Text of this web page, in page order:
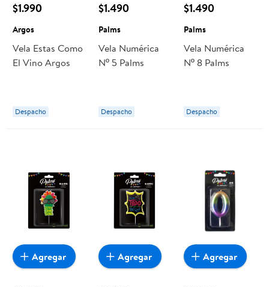
$1.990
Argos
Vela Estas Como
El Vino Argos
Despacho
$1.490
Palms
Vela Numérica
Nº 5 Palms
Despacho
$1.490
Palms
Vela Numérica
Nº 8 Palms
Despacho
Agregar Agregar Agregar